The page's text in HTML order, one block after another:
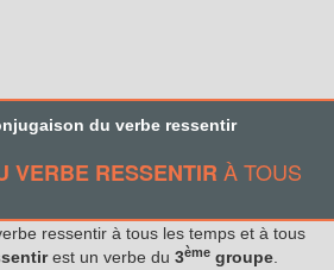
du verbe ressentir
VERBE RESSENTIR À TOUS
ressentir à tous les temps et à tous
est un verbe du 3ème groupe